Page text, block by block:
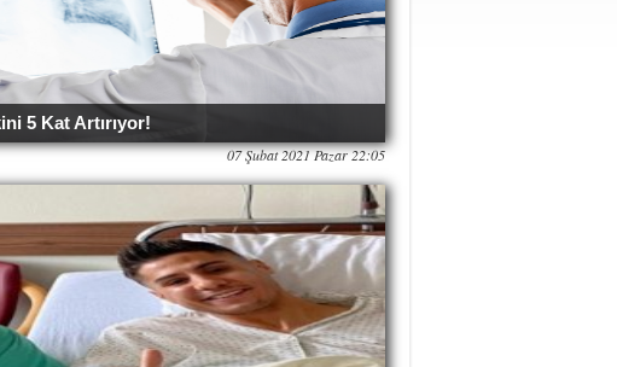
5 Kat Artırıyor!
07 Şubat 2021 Pazar 22:05